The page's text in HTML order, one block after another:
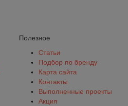
Полезное
Статьи
Подбор по бренду
Карта сайта
Контакты
Выполненные проекты
Акция